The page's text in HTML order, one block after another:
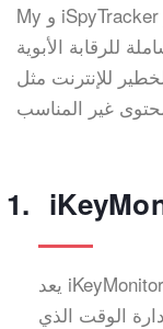
My و iSpyTracker و ChildMonitor و Google Family Link.
للرقابة الأبوية
للإنترنت مثل
يعد iKeyMonitor حلاً ممتازًا للرقابة الأبوية والذي يأتي
الوقت الذي